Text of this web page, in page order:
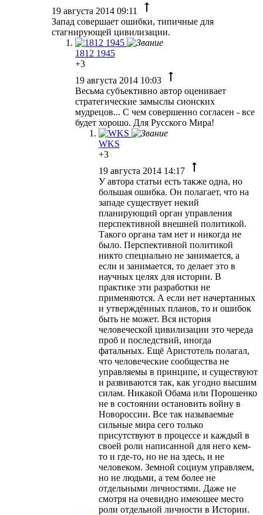
19 августа 2014 09:11
Запад совершает ошибки, типичные для
стагнирующей цивилизации.
1812 1945
+3
19 августа 2014 10:03
Весьма субъективно автор оценивает
стратегические замыслы сионских
мудрецов... С чем совершенно согласен - все
будет хорошо. Для Русского Мира!
WKS
+3
19 августа 2014 14:17
У автора статьи есть также одна, но
большая ошибка. Он полагает, что на
западе существует некий
планирующий орган управления
перспективной внешней политикой.
Такого органа там нет и никогда не
было. Перспективной политикой
никто специально не занимается, а
если и занимается, то делает это в
научных целях для истории. В
практике эти разработки не
применяются. А если нет начертанных
и утверждённых планов, то и ошибок
быть не может. Вся история
человеческой цивилизации это череда
проб и последствий, иногда
фатальных. Ещё Аристотель полагал,
что человеческие сообщества не
управляемы в принципе, и существуют
и развиваются так, как угодно высшим
силам. Никакой Обама или Порошенко
не в состоянии остановить войну в
Новороссии. Все так называемые
сильные мира сего только
присутствуют в процессе и каждый в
своей роли написанной для него кем-
то и где-то, но не на здесь, и не
человеком. Земной социум управляем,
но не людьми, а тем более не
отдельными личностями. Даже не
смотря на очевидно имеюшее место
роли отдельной личности в Истории.